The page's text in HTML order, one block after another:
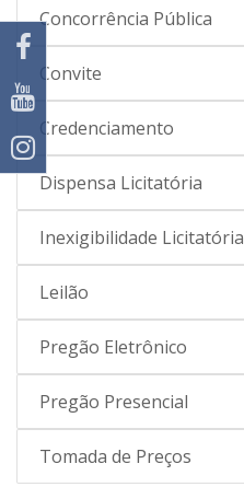
Concorrência Pública
Convite
Credenciamento
Dispensa Licitatória
Inexigibilidade Licitatória
Leilão
Pregão Eletrônico
Pregão Presencial
Tomada de Preços